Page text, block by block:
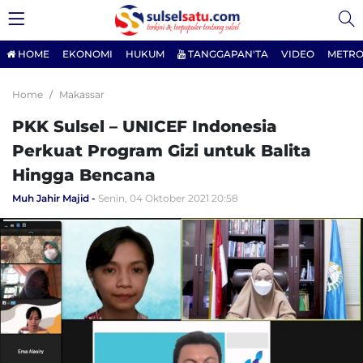
HOME EKONOMI HUKUM TANGGAPAN'TA VIDEO
Home Makassar
PKK Sulsel – UNICEF Indonesia
Perkuat Program Gizi untuk Balita
Hingga Bencana
Muh Jahir Majid Senin, 04 Oktober 2021 20:58